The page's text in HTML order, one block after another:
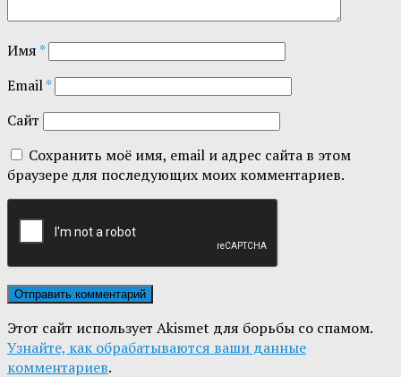
Имя*
Email*
Сайт
Сохранить моё имя, email и адрес сайта в этом
браузере для последующих моих комментариев.
Этот сайт использует Akismet для борьбы со спамом.
Узнайте, как обрабатываются ваши данные
комментариев.